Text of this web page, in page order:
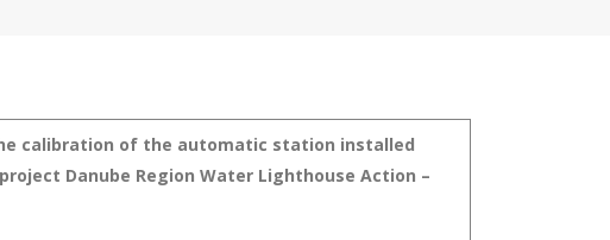
calibration of the automatic station installed
Danube Region Water Lighthouse Action –